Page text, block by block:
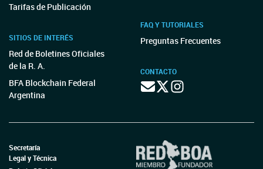
Tarifas de Publicación
SITIOS DE INTERÉS
Red de Boletines Oficiales
de la R. A.
BFA Blockchain Federal
Argentina
FAQ Y TUTORIALES
Preguntas Frecuentes
CONTACTO
Secretaría
Legal y Técnica